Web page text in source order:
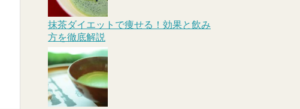
抹茶ダイエットで痩せる！効果と飲み
方を徹底解説